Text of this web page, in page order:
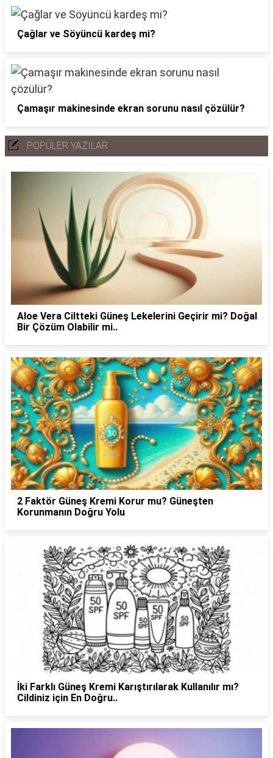
Çağlar ve Söyüncü kardeş mi?
Çamaşır makinesinde ekran sorunu nasıl çözülür?
POPÜLER YAZILAR
Aloe Vera Ciltteki Güneş Lekelerini Geçirir mi? Doğal
Bir Çözüm Olabilir mi..
2 Faktör Güneş Kremi Korur mu? Güneşten
Korunmanın Doğru Yolu
İki Farklı Güneş Kremi Karıştırılarak Kullanılır mı?
Cildiniz için En Doğru..